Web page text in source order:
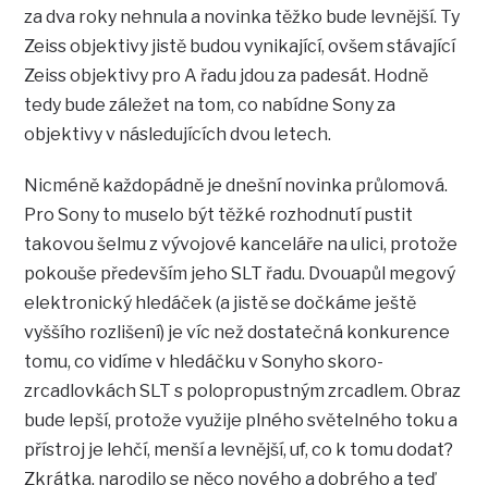
za dva roky nehnula a novinka těžko bude levnější. Ty
Zeiss objektivy jistě budou vynikající, ovšem stávající
Zeiss objektivy pro A řadu jdou za padesát. Hodně
tedy bude záležet na tom, co nabídne Sony za
objektivy v následujících dvou letech.
Nicméně každopádně je dnešní novinka průlomová.
Pro Sony to muselo být těžké rozhodnutí pustit
takovou šelmu z vývojové kanceláře na ulici, protože
pokouše především jeho SLT řadu. Dvouapůl megový
elektronický hledáček (a jistě se dočkáme ještě
vyššího rozlišení) je víc než dostatečná konkurence
tomu, co vidíme v hledáčku v Sonyho skoro-
zrcadlovkách SLT s polopropustným zrcadlem. Obraz
bude lepší, protože využije plného světelného toku a
přístroj je lehčí, menší a levnější, uf, co k tomu dodat?
Zkrátka, narodilo se něco nového a dobrého a teď